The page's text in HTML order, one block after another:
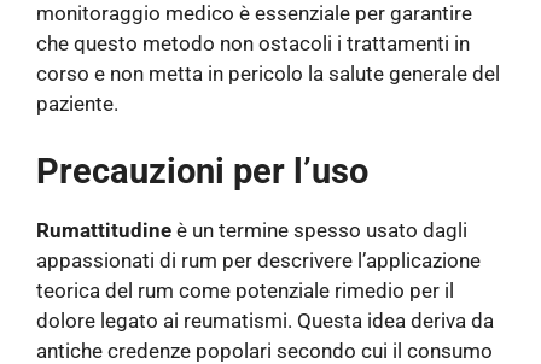
monitoraggio medico è essenziale per garantire
che questo metodo non ostacoli i trattamenti in
corso e non metta in pericolo la salute generale del
paziente.
Precauzioni per l’uso
Rumattitudine è un termine spesso usato dagli
appassionati di rum per descrivere l’applicazione
teorica del rum come potenziale rimedio per il
dolore legato ai reumatismi. Questa idea deriva da
antiche credenze popolari secondo cui il consumo